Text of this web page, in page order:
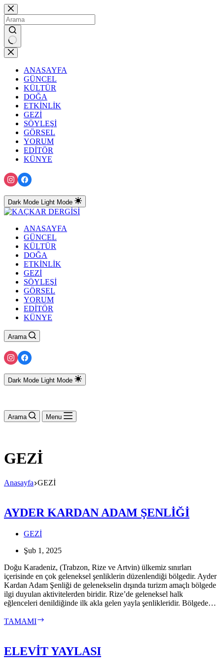
Skip
to
content
No
results
ANASAYFA
GÜNCEL
KÜLTÜR
DOĞA
ETKİNLİK
GEZİ
SÖYLEŞİ
GÖRSEL
YORUM
EDİTÖR
KÜNYE
Dark Mode Light Mode
ANASAYFA
GÜNCEL
KÜLTÜR
DOĞA
ETKİNLİK
GEZİ
SÖYLEŞİ
GÖRSEL
YORUM
EDİTÖR
KÜNYE
Arama
Dark Mode Light Mode
Arama Menu
GEZİ
Anasayfa GEZİ
AYDER KARDAN ADAM ŞENLİĞİ
GEZİ
Şub 1, 2025
Doğu Karadeniz, (Trabzon, Rize ve Artvin) ülkemiz sınırları
içerisinde en çok geleneksel şenliklerin düzenlendiği bölgedir. Ayder
Kardan Adam Şenliği de gelenekselin dışında turizm amaçlı bölgede
ilgi duyulan aktivitelerden biridir. Rize’de geleneksel halk
eğlenceleri denildiğinde ilk akla gelen yayla şenlikleridir. Bölgede…
TAMAMI
ŞENLİĞİ
ELEVİT YAYLASI